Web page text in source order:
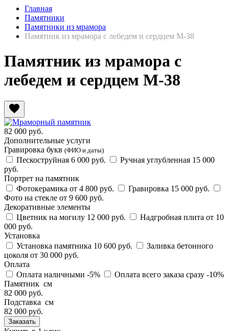
Главная
Памятники
Памятники из мрамора
Памятник из мрамора с лебедем и сердцем М-38
Памятник из мрамора с
лебедем и сердцем М-38
favorite
82 000 руб.
Дополнительные услуги
Гравировка букв (ФИО и даты)
Пескоструйная 6 000 руб. Ручная углубленная 15 000
руб.
Портрет на памятник
Фотокерамика от 4 800 руб. Гравировка 15 000 руб.
Фото на стекле от 9 600 руб.
Декоративные элементы
Цветник на могилу 12 000 руб. Надгробная плита от 10
000 руб.
Установка
Установка памятника 10 600 руб.
Заливка бетонного
цоколя от 30 000 руб.
Оплата
Оплата наличными -5% Оплата всего заказа сразу -10%
Памятник см
82 000 руб.
Подставка см
82 000 руб.